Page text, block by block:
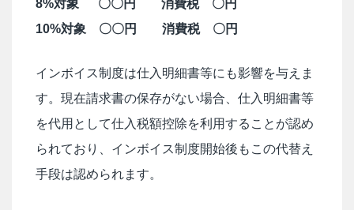
8%対象 〇〇円 消費税 〇円
10%対象 〇〇円 消費税 〇円
インボイス制度は仕入明細書等にも影響を与えま
す。現在請求書の保存がない場合、仕入明細書等
を代用として仕入税額控除を利用することが認め
られており、インボイス制度開始後もこの代替え
手段は認められます。